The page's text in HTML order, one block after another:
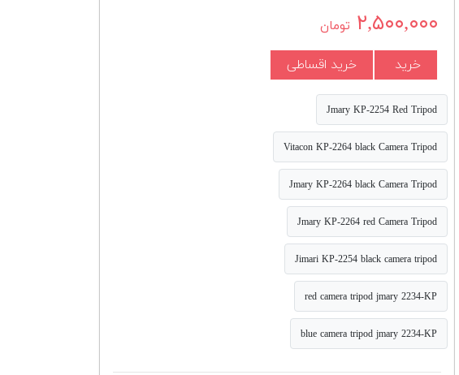
۲,۵۰۰,۰۰۰ تومان
خرید خرید اقساطی
Jmary KP-2254 Red Tripod
Vitacon KP-2264 black Camera Tripod
Jmary KP-2264 black Camera Tripod
Jmary KP-2264 red Camera Tripod
Jimari KP-2254 black camera tripod
red camera tripod jmary 2234-KP
blue camera tripod jmary 2234-KP